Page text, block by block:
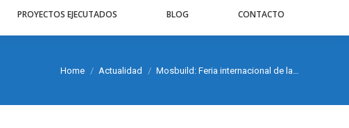
PROYECTOS EJECUTADOS BLOG CONTACTO
Home Actualidad Mosbuild: Feria internacional de la…